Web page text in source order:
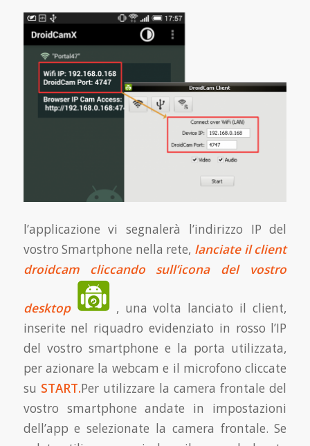
l’applicazione vi segnalerà l’indirizzo IP del
vostro Smartphone nella rete, lanciate il client
droidcam cliccando sull’icona del vostro
desktop
, una volta lanciato il client,
inserite nel riquadro evidenziato in rosso l’IP
del vostro smartphone e la porta utilizzata,
per azionare la webcam e il microfono cliccate
su START.Per utilizzare la camera frontale del
vostro smartphone andate in impostazioni
dell’app e selezionate la camera frontale. Se